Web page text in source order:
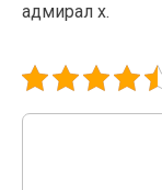
адмирал х.